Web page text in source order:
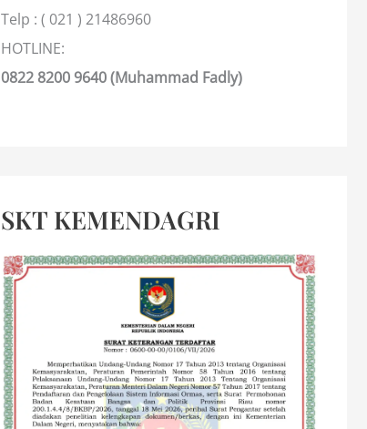
Telp : ( 021 ) 21486960
HOTLINE:
0822 8200 9640 (Muhammad Fadly)
SKT KEMENDAGRI